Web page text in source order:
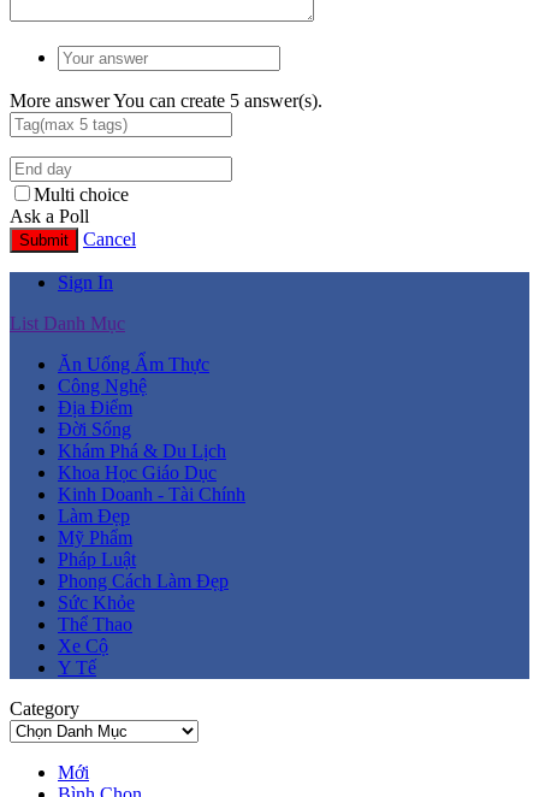
More answerYou can create 5 answer(s).
Multi choice
Ask a Poll
Submit Cancel
Sign In
List Danh Mục
Ăn Uống Ẩm Thực
Công Nghệ
Địa Điểm
Đời Sống
Khám Phá & Du Lịch
Khoa Học Giáo Dục
Kinh Doanh - Tài Chính
Làm Đẹp
Mỹ Phẩm
Pháp Luật
Phong Cách Làm Đẹp
Sức Khỏe
Thể Thao
Xe Cộ
Y Tế
Category
Mới